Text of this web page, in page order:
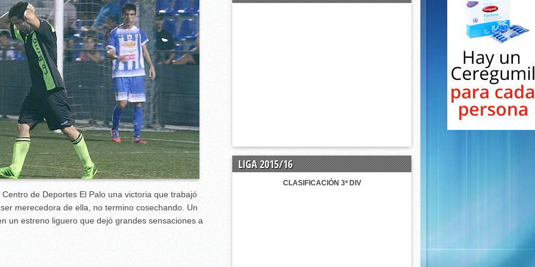
plantilla al portero malagueño Adrián Jiménez Ballesteros.
en Alhaurín de la Torre (3-3)
gusta para mantenerse invicto (4-1)
de Deportes El Palo una victoria que trabajó
merecedora de ella, no termino cosechando. Un
un estreno liguero que dejó grandes sensaciones a
LIGA 2015/16
CLASIFICACIÓN 3ª DIV